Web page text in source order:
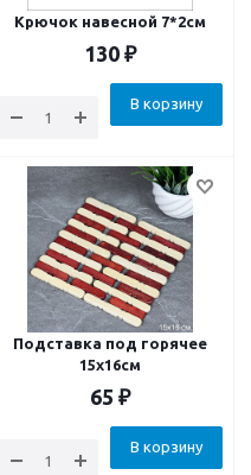
Крючок навесной 7*2см
130 ₽
В корзину
Подставка под горячее
15х16см
65 ₽
В корзину